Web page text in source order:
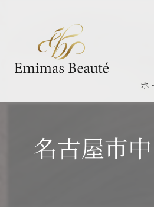
ホ
名古屋市